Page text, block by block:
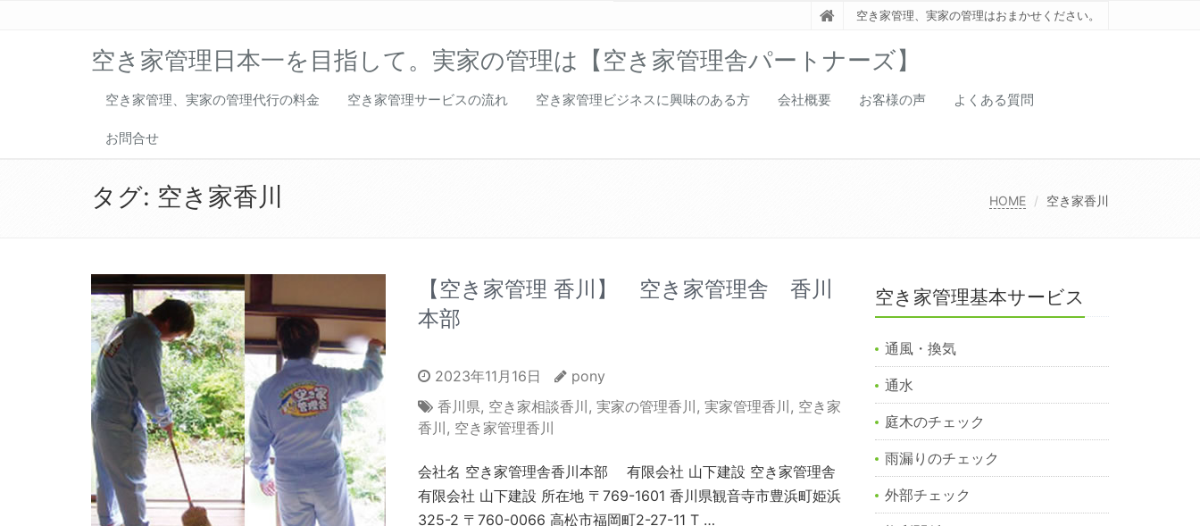
空き家管理、実家の管理はおまかせください。
空き家管理日本一を目指して。実家の管理は【空き家管理舎パートナーズ】
空き家管理、実家の管理代行の料金 空き家管理サービスの流れ 空き家管理ビジネスに興味のある方 会社概要 お客様の声 よくある質問
お問合せ
タグ: 空き家香川 HOME 空き家香川
【空き家管理 香川】 空き家管理舎 香川
本部
2023年11月16日
pony
香川県, 空き家相談香川 , 実家の管理香川 , 実家管理香川 , 空き家
香川 , 空き家管理香川
会社名 空き家管理舎香川本部 有限会社 山下建設 空き家管理舎
有限会社 山下建設 所在地 〒769-1601 香川県観音寺市豊浜町姫浜
325-2 〒760-0066 高松市福岡町2-27-11 T …
空き家管理基本サービス
通風・換気
通水
庭木のチェック
雨漏りのチェック
外部チェック